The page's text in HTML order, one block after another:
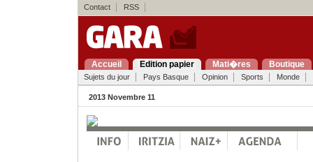
Contact RSS
Accueil Edition papier Mati�res Boutique
Sujets du jour Pays Basque Opinion Sports Monde
2013 Novembre 11